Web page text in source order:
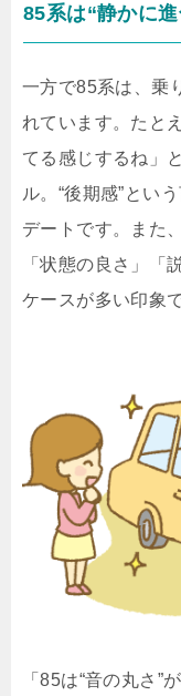
85系は“静かに
一方で85系は、乗
れています。たと
てる感じするね」
ル。“後期感”とい
デートです。また、
「状態の良さ」「
ケースが多い印象で
「85は“音の丸さ”